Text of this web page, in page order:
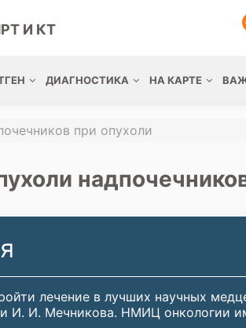
И КТ
ДИАГНОСТИКА НА КАРТЕ
при опухоли
лечение в лучших научных
И. И. Мечникова. НМИЦ онкологии